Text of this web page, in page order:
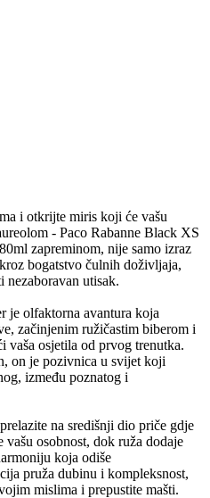
i otkrijte miris koji će vašu
- Paco Rabanne Black XS
zapreminom, nije samo izraz
bogatstvo čulnih doživljaja,
nezaboravan utisak.
je olfaktorna avantura koja
začinjenim ružičastim biberom i
vaša osjetila od prvog trenutka.
on je pozivnica u svijet koji
između poznatog i
na središnji dio priče gdje
osobnost, dok ruža dodaje
koja odiše
pruža dubinu i kompleksnost,
mislima i prepustite mašti.